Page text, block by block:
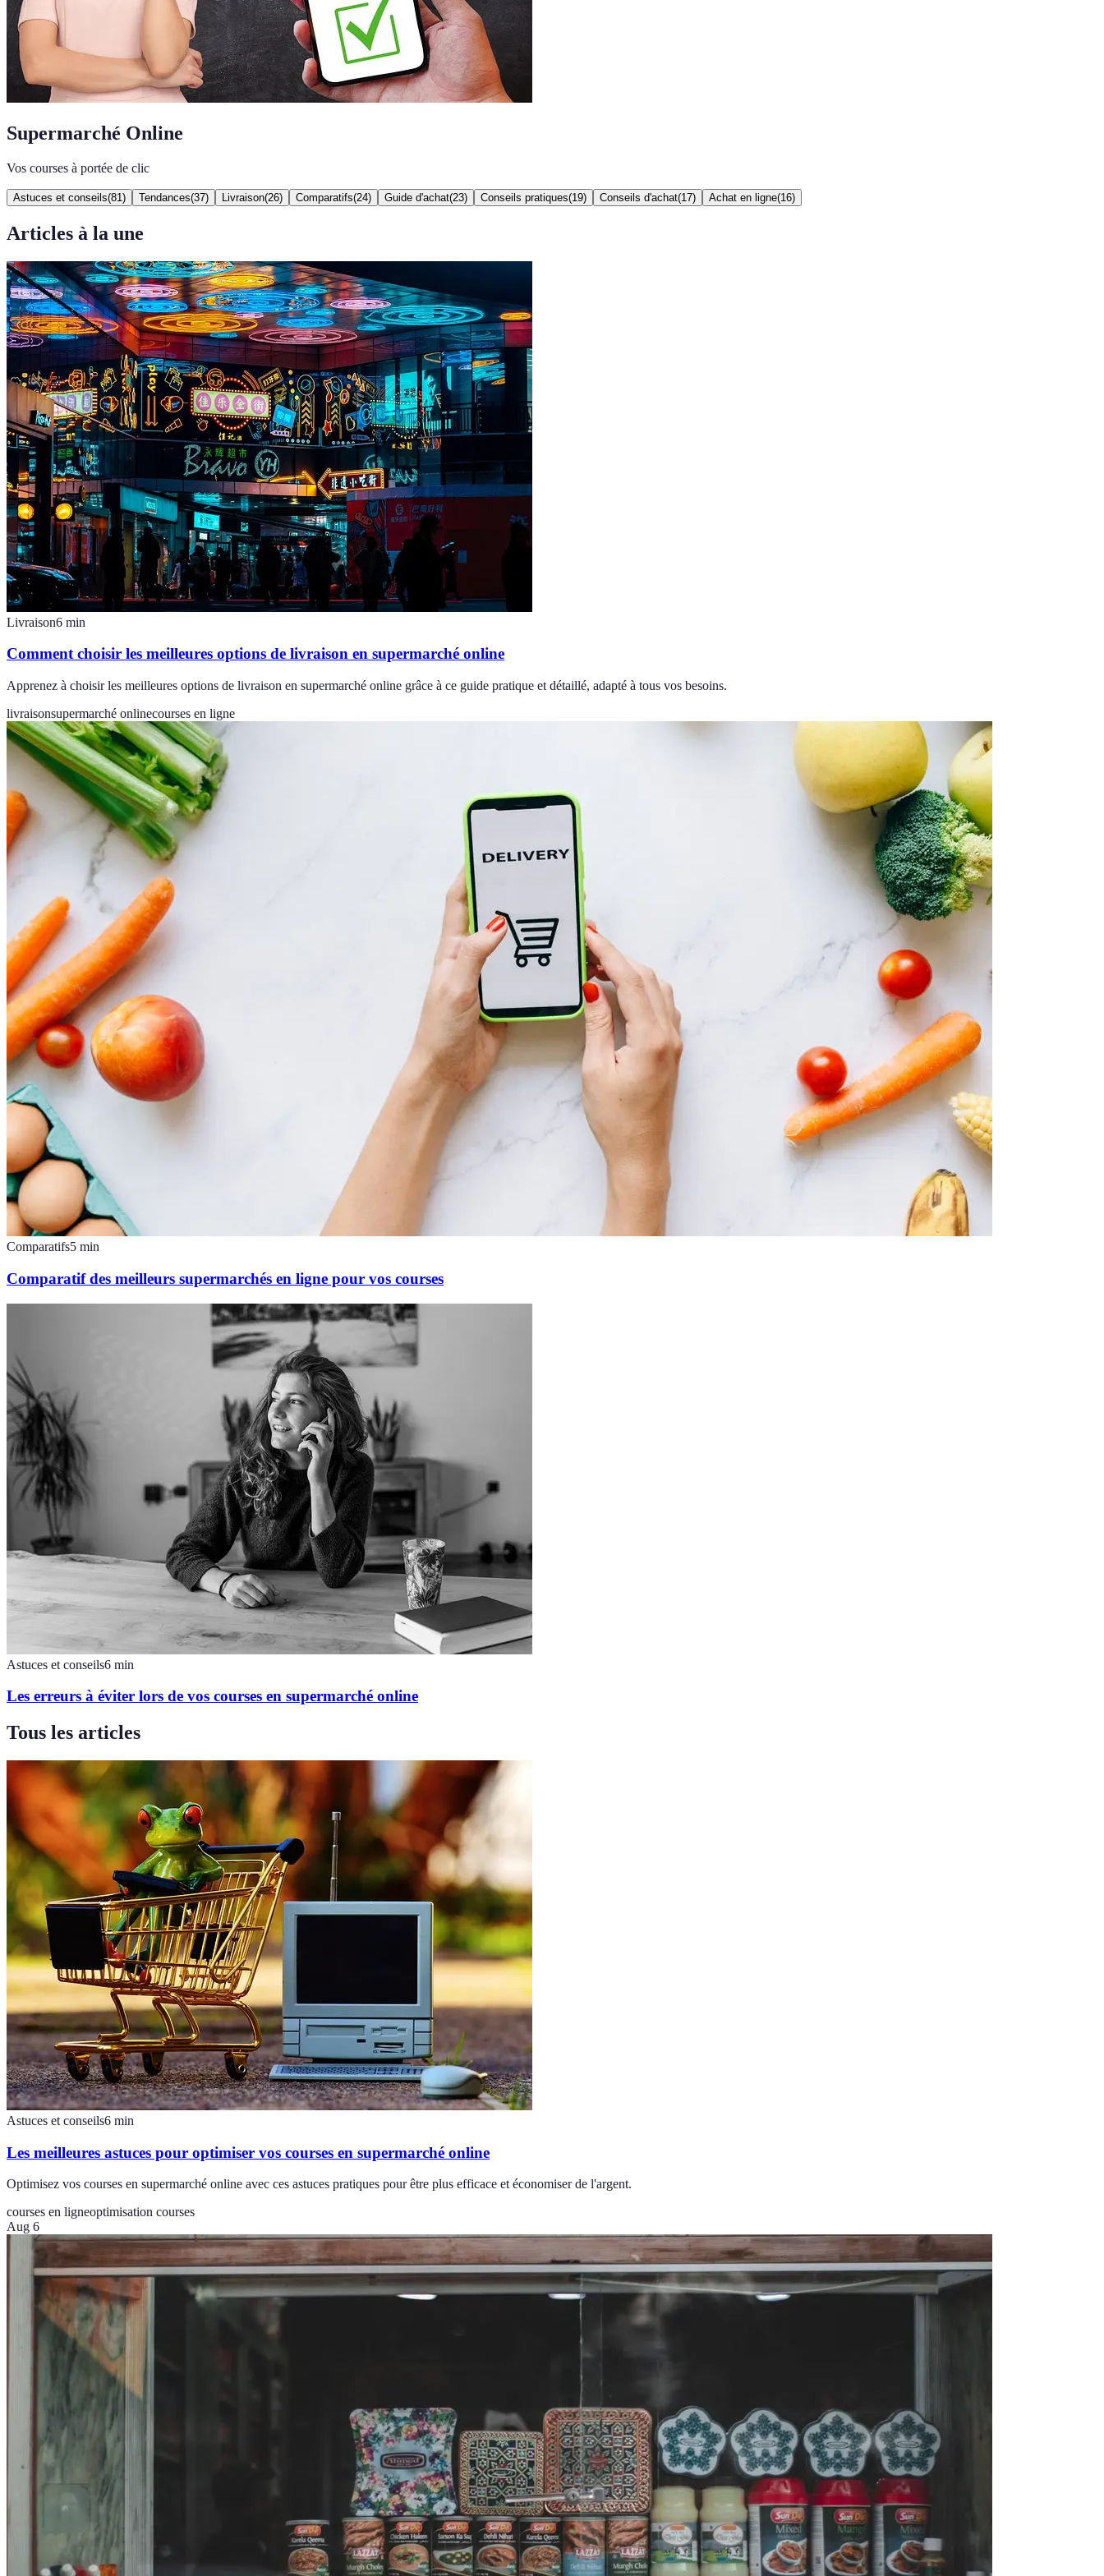
Supermarché Online
Vos courses à portée de clic
Astuces et conseils(81 ) Tendances(37) Livraison(26) Comparatifs(24) Guide d'achat(23) Conseils pratiques(19) Conseils d'achat(17) Achat en ligne(16)
Articles à la une
Livraison6 min
Comment choisir les meilleures options de livraison en supermarché online
Apprenez à choisir les meilleures options de livraison en supermarché online grâce à ce guide pratique et détaillé, adapté à tous vos besoins.
livraisonsupermarché onlinecourses en ligne
Comparatifs5 min
Comparatif des meilleurs supermarchés en ligne pour vos courses
Astuces et conseils6 min
Les erreurs à éviter lors de vos courses en supermarché online
Tous les articles
Astuces et conseils6 min
Les meilleures astuces pour optimiser vos courses en supermarché online
Optimisez vos courses en supermarché online avec ces astuces pratiques pour être plus efficace et économiser de l'argent.
courses en ligneoptimisation courses
Aug 6